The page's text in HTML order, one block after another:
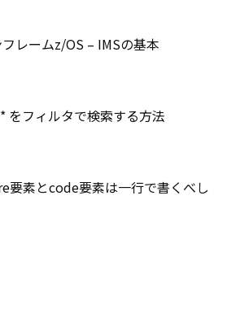
レームz/OS – IMSの基本
をフィルタで検索する方法
要素とcode要素は一行で書くべし